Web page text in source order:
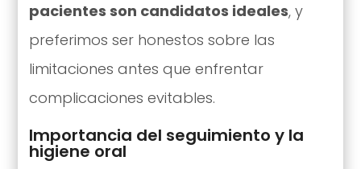
pacientes son candidatos ideales, y
preferimos ser honestos sobre las
limitaciones antes que enfrentar
complicaciones evitables.
Importancia del seguimiento y la
higiene oral